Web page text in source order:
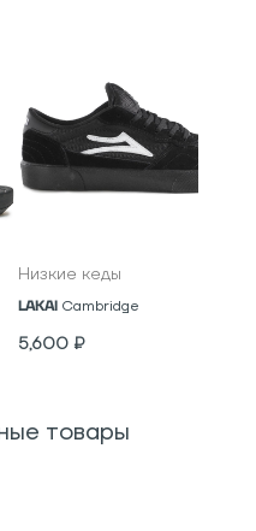
Низкие кеды
LAKAI Cambridge
5,600 ₽
товары